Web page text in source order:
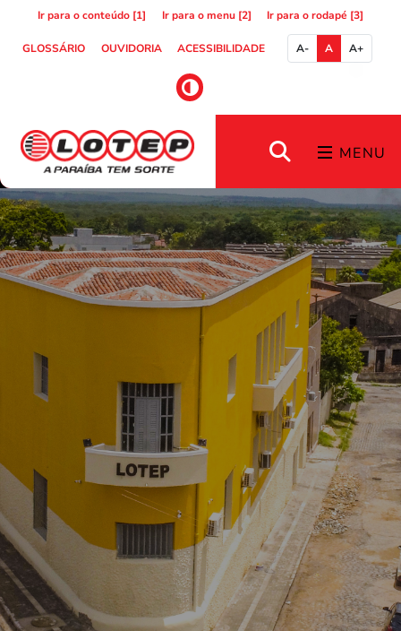
Ir para o conteúdo [1] Ir para o menu [2] Ir para o rodapé [3]
GLOSSÁRIO OUVIDORIA ACESSIBILIDADE A- A A+
MENU